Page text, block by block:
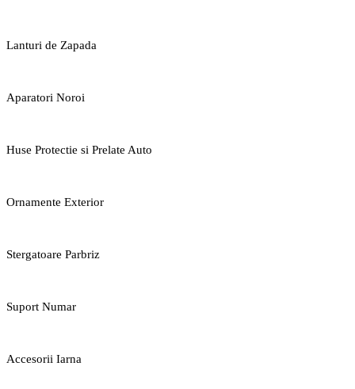
Lanturi de Zapada
Aparatori Noroi
Huse Protectie si Prelate Auto
Ornamente Exterior
Stergatoare Parbriz
Suport Numar
Accesorii Iarna